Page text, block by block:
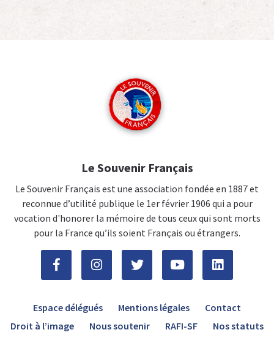
Le Souvenir Français
Le Souvenir Français est une association fondée en 1887 et
reconnue d’utilité publique le 1er février 1906 qui a pour
vocation d'honorer la mémoire de tous ceux qui sont morts
pour la France qu’ils soient Français ou étrangers.
Espace délégués Mentions légales
Contact
Droit à l’image
Nous soutenir RAFI-SF Nos statuts